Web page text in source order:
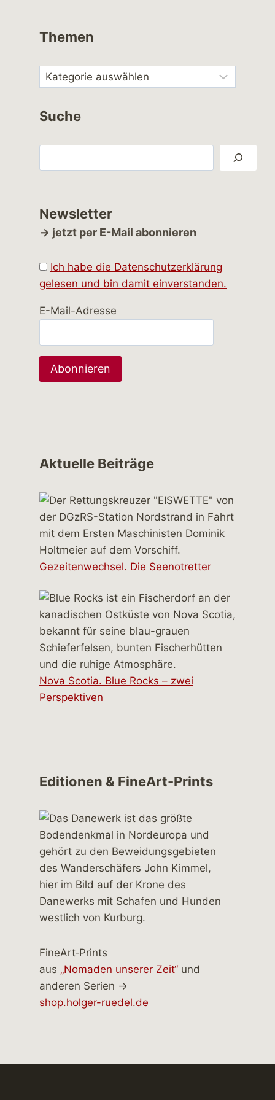
Themen
Suche
Newsletter
→ jetzt per E-Mail abonnieren
Ich habe die Datenschutzerklärung
gelesen und bin damit einverstanden.
E-Mail-Adresse
Aktuelle Beiträge
Gezeitenwechsel. Die Seenotretter
Nova Scotia. Blue Rocks – zwei
Perspektiven
Editionen & FineArt-Prints
FineArt‑Prints
aus „Nomaden unserer Zeit“ und
anderen Serien →
shop.holger-ruedel.de